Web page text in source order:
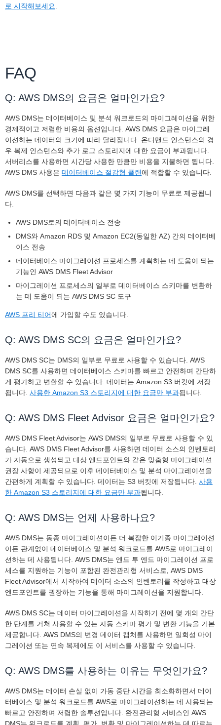
로 시작해보세요.
FAQ
Q: AWS DMS의 요금은 얼마인가요?
AWS DMS는 데이터베이스 및 분석 워크로드의 마이그레이션을 위한
경제적이고 저렴한 비용의 옵션입니다. AWS DMS 요금은 마이그레
이션하는 데이터의 크기에 따라 달라집니다. 온디맨드 인스턴스의 경
우 복제 인스턴스와 추가 로그 스토리지에 대한 요금이 부과됩니다.
서버리스를 사용하면 시간당 사용한 만큼만 비용을 지불하면 됩니다.
AWS DMS 사용은 데이터베이스 절감형 플랜에 적합할 수 있습니다.
AWS DMS를 선택하면 다음과 같은 몇 가지 기능이 무료로 제공됩니
다.
AWS DMS로의 데이터베이스 전송
DMS와 Amazon RDS 및 Amazon EC2(동일한 AZ) 간의 데이터베
이스 전송
데이터베이스 마이그레이션 프로세스를 계획하는 데 도움이 되는
기능인 AWS DMS Fleet Advisor
마이그레이션 프로세스의 일부로 데이터베이스 스키마를 변환하
는 데 도움이 되는 AWS DMS SC 도구
AWS 프리 티어에 가입할 수도 있습니다.
Q: AWS DMS SC의 요금은 얼마인가요?
AWS DMS SC는 DMS의 일부로 무료로 사용할 수 있습니다. AWS
DMS SC를 사용하면 데이터베이스 스키마를 빠르고 안전하며 간단하
게 평가하고 변환할 수 있습니다. 데이터는 Amazon S3 버킷에 저장
됩니다. 사용한 Amazon S3 스토리지에 대한 요금만 부과됩니다.
Q: AWS DMS Fleet Advisor 요금은 얼마인가요?
AWS DMS Fleet Advisor는 AWS DMS의 일부로 무료로 사용할 수 있
습니다. AWS DMS Fleet Advisor를 사용하면 데이터 소스의 인벤토리
가 자동으로 생성되고 대상 엔드포인트와 같은 맞춤형 마이그레이션
권장 사항이 제공되므로 이후 데이터베이스 및 분석 마이그레이션을
간편하게 계획할 수 있습니다. 데이터는 S3 버킷에 저장됩니다. 사용
한 Amazon S3 스토리지에 대한 요금만 부과됩니다.
Q: AWS DMS는 언제 사용하나요?
AWS DMS는 동종 마이그레이션이든 더 복잡한 이기종 마이그레이션
이든 관계없이 데이터베이스 및 분석 워크로드를 AWS로 마이그레이
션하는 데 사용됩니다. AWS DMS는 엔드 투 엔드 마이그레이션 프로
세스를 지원하는 기능이 포함된 완전관리형 서비스로, AWS DMS
Fleet Advisor에서 시작하여 데이터 소스의 인벤토리를 작성하고 대상
엔드포인트를 권장하는 기능을 통해 마이그레이션을 지원합니다.
AWS DMS SC는 데이터 마이그레이션을 시작하기 전에 몇 개의 간단
한 단계를 거쳐 사용할 수 있는 자동 스키마 평가 및 변환 기능을 기본
제공합니다. AWS DMS의 변경 데이터 캡처를 사용하면 일회성 마이
그레이션 또는 연속 복제에도 이 서비스를 사용할 수 있습니다.
Q: AWS DMS를 사용하는 이유는 무엇인가요?
AWS DMS는 데이터 손실 없이 가동 중단 시간을 최소화하면서 데이
터베이스 및 분석 워크로드를 AWS로 마이그레이션하는 데 사용되는
빠르고 안전하며 저렴한 솔루션입니다. 완전관리형 서비스인 AWS